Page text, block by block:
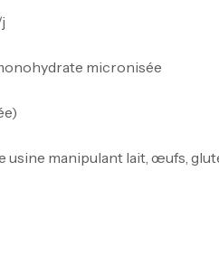
micronisée
usine manipulant lait, œufs,